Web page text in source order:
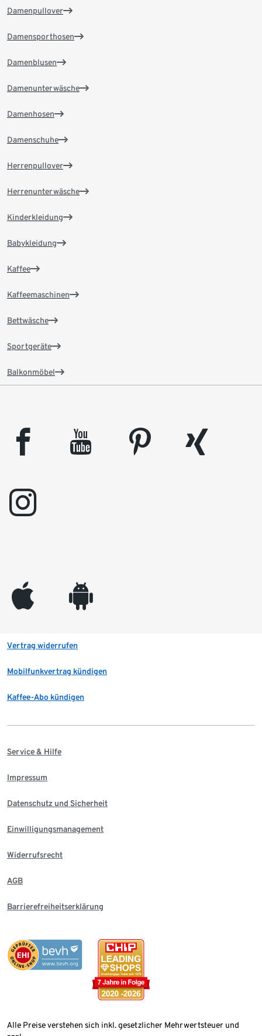
Damenpullover
Damensporthosen
Damenblusen
Damenunterwäsche
Damenhosen
Damenschuhe
Herrenpullover
Herrenunterwäsche
Kinderkleidung
Babykleidung
Kaffee
Kaffeemaschinen
Bettwäsche
Sportgeräte
Balkonmöbel
facebook youtube pinterest
xing
instagram
appleinc android
Vertrag widerrufen
Mobilfunkvertrag kündigen
Kaffee-Abo kündigen
Service & Hilfe
Impressum
Datenschutz und Sicherheit
Einwilligungsmanagement
Widerrufsrecht
AGB
Barrierefreiheitserklärung
Alle Preise verstehen sich inkl. gesetzlicher Mehrwertsteuer und